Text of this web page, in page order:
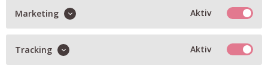
Bluse mit Stehkragen
verdeckte Knopfleiste
raffinierte Faltendetails am Kragen
Marketing Aktiv
Tracking Aktiv